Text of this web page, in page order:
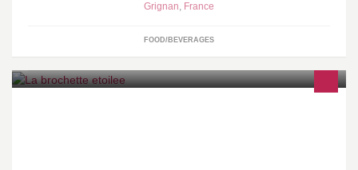
Grignan, France
FOOD/BEVERAGES